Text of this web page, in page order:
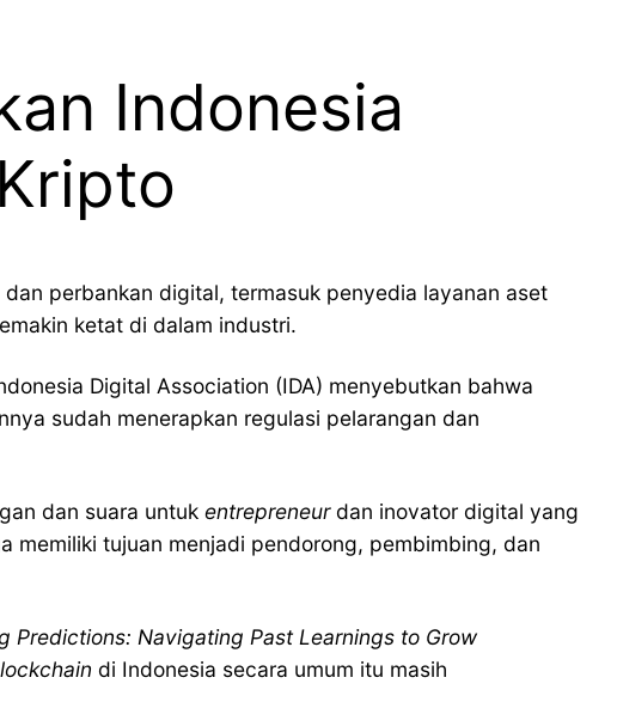
Indonesia
dan perbankan digital, termasuk penyedia layanan aset
ketat di dalam industri.
Digital Association (IDA) menyebutkan bahwa
sudah menerapkan regulasi pelarangan dan
dan suara untuk entrepreneur dan inovator digital yang
memiliki tujuan menjadi pendorong, pembimbing, dan
Predictions: Navigating Past Learnings to Grow
di Indonesia secara umum itu masih